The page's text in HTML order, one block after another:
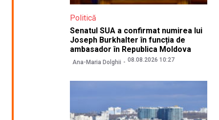
Politică
Senatul SUA a confirmat numirea lui
Joseph Burkhalter în funcția de
ambasador în Republica Moldova
Ana-Maria Dolghii 08.08.2026 10:27